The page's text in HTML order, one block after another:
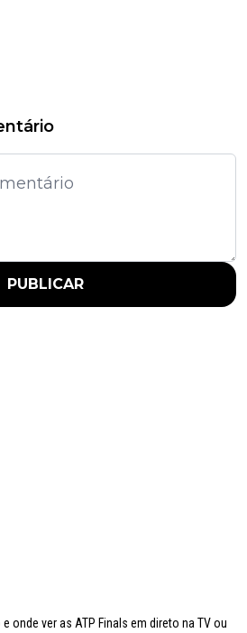
PUBLICAR
onde ver as ATP Finals em direto na TV ou